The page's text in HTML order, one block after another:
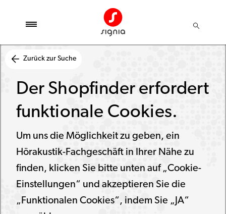
Zurück zur Suche
Der Shopfinder erfordert
funktionale Cookies.
Um uns die Möglichkeit zu geben, ein
Hörakustik-Fachgeschäft in Ihrer Nähe zu
finden, klicken Sie bitte unten auf „Cookie-
Einstellungen“ und akzeptieren Sie die
„Funktionalen Cookies“, indem Sie „JA“